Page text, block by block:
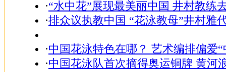
·“水中花”展现最美丽中国 井村教练
·排众议执教中国 “花泳教母”井村雅
·中国花泳特色在哪？ 艺术编排偏爱“
·中国花泳队首次摘得奥运铜牌 黄河